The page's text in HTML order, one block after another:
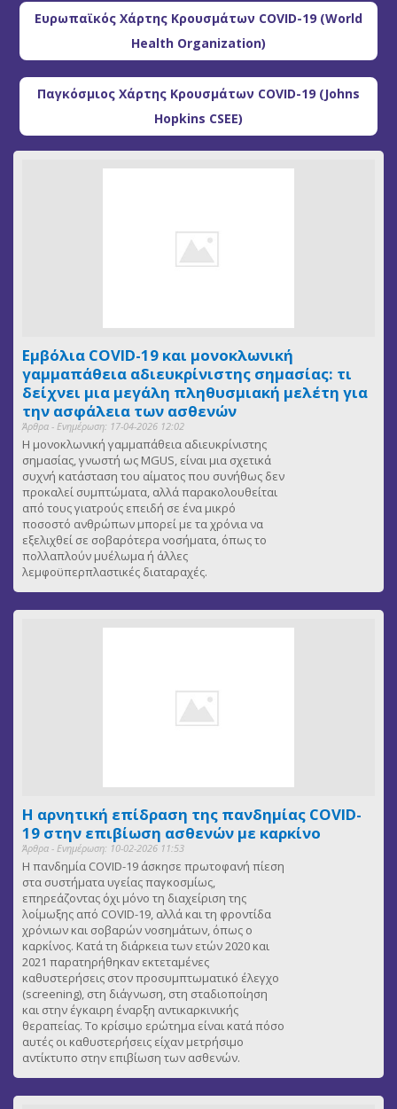
Ευρωπαϊκός Χάρτης Κρουσμάτων COVID-19 (World
Health Organization)
Παγκόσμιος Χάρτης Κρουσμάτων COVID-19 (Johns
Hopkins CSEE)
Εμβόλια COVID-19 και μονοκλωνική
γαμμαπάθεια αδιευκρίνιστης σημασίας: τι
δείχνει μια μεγάλη πληθυσμιακή μελέτη για
την ασφάλεια των ασθενών
Άρθρα - Ενημέρωση: 17-04-2026 12:02
Η μονοκλωνική γαμμαπάθεια αδιευκρίνιστης
σημασίας, γνωστή ως MGUS, είναι μια σχετικά
συχνή κατάσταση του αίματος που συνήθως δεν
προκαλεί συμπτώματα, αλλά παρακολουθείται
από τους γιατρούς επειδή σε ένα μικρό
ποσοστό ανθρώπων μπορεί με τα χρόνια να
εξελιχθεί σε σοβαρότερα νοσήματα, όπως το
πολλαπλούν μυέλωμα ή άλλες
λεμφοϋπερπλαστικές διαταραχές.
Η αρνητική επίδραση της πανδημίας COVID-
19 στην επιβίωση ασθενών με καρκίνο
Άρθρα - Ενημέρωση: 10-02-2026 11:53
Η πανδημία COVID-19 άσκησε πρωτοφανή πίεση
στα συστήματα υγείας παγκοσμίως,
επηρεάζοντας όχι μόνο τη διαχείριση της
λοίμωξης από COVID-19, αλλά και τη φροντίδα
χρόνιων και σοβαρών νοσημάτων, όπως ο
καρκίνος. Κατά τη διάρκεια των ετών 2020 και
2021 παρατηρήθηκαν εκτεταμένες
καθυστερήσεις στον προσυμπτωματικό έλεγχο
(screening), στη διάγνωση, στη σταδιοποίηση
και στην έγκαιρη έναρξη αντικαρκινικής
θεραπείας. Το κρίσιμο ερώτημα είναι κατά πόσο
αυτές οι καθυστερήσεις είχαν μετρήσιμο
αντίκτυπο στην επιβίωση των ασθενών.